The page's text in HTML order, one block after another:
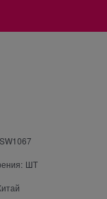
SW1067
ШТ